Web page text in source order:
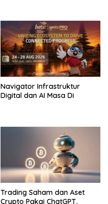
Navigator Infrastruktur
Digital dan AI Masa Di
Trading Saham dan Aset
Crypto Pakai ChatGPT,